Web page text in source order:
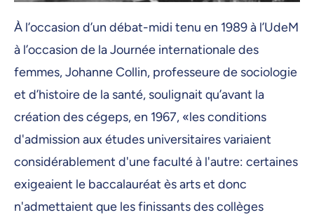
À l’occasion d’un débat-midi tenu en 1989 à l’UdeM
à l’occasion de la Journée internationale des
femmes, Johanne Collin, professeure de sociologie
et d’histoire de la santé, soulignait qu’avant la
création des cégeps, en 1967, «les conditions
d'admission aux études universitaires variaient
considérablement d'une faculté à l'autre: certaines
exigeaient le baccalauréat ès arts et donc
n'admettaient que les finissants des collèges